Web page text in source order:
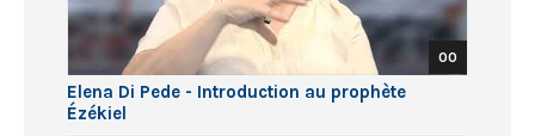
00
Elena Di Pede - Introduction au prophète
Ézékiel